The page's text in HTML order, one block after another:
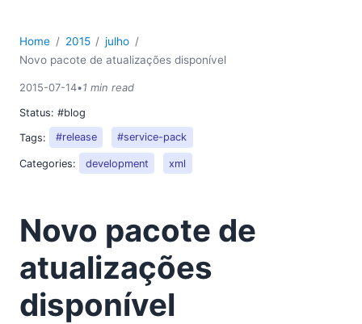
2026
2025
2023
2022
2021
2018
2017
2016
Home 2015
julho
Novo pacote de atualizações disponível
2015-07-14•1 min read
Status: #blog
Tags:
#release #service-pack
Categories: development xml
Novo pacote de
atualizações
disponível